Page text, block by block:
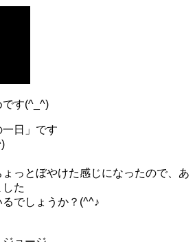
です(^_^)
日」です
っとぼやけた感じになったので、あ
た
でしょうか？(^^♪